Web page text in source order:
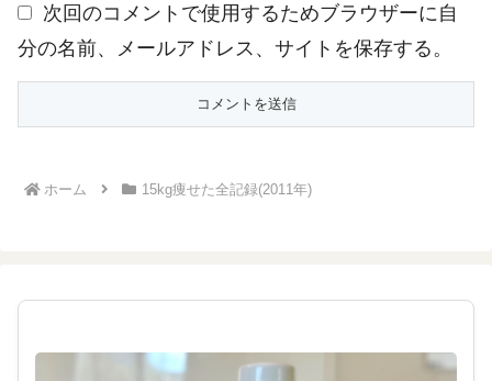
次回のコメントで使用するためブラウザーに自
分の名前、メールアドレス、サイトを保存する。
ホーム 15kg痩せた全記録(2011年)